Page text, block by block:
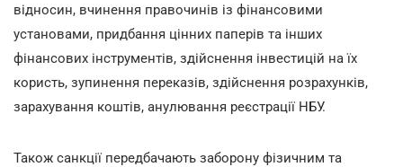
відносин, вчинення правочинів із фінансовими
установами, придбання цінних паперів та інших
фінансових інструментів, здійснення інвестицій на їх
користь, зупинення переказів, здійснення розрахунків,
зарахування коштів, анулювання реєстрації НБУ.
Також санкції передбачають заборону фізичним та